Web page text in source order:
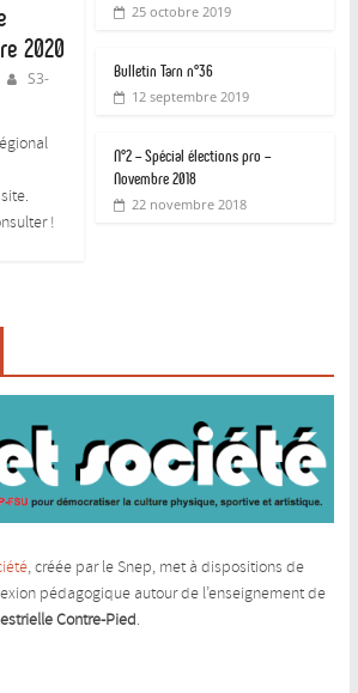
2020
S3-
!
25 octobre 2019
Bulletin Tarn n°36
12 septembre 2019
N°2 – Spécial élections pro –
Novembre 2018
22 novembre 2018
, créée par le Snep, met à dispositions de
pédagogique autour de l’enseignement de
Contre-Pied.